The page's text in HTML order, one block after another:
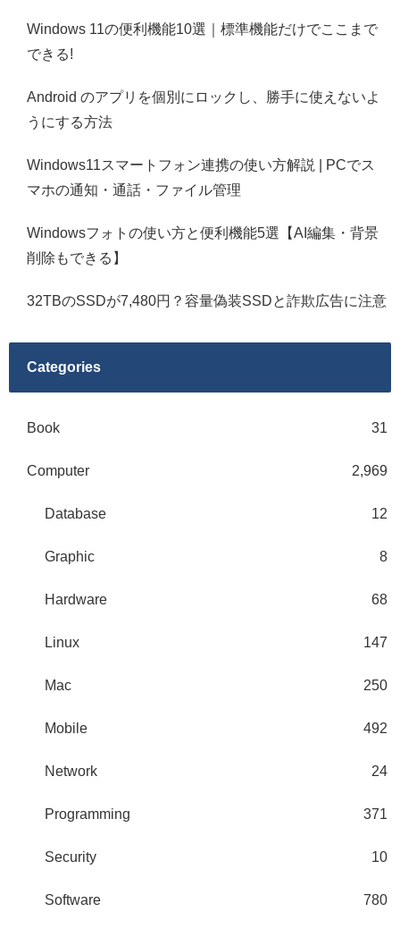
Windows 11の便利機能10選｜標準機能だけでここまで
できる!
Android のアプリを個別にロックし、勝手に使えないよ
うにする方法
Windows11スマートフォン連携の使い方解説 | PCでス
マホの通知・通話・ファイル管理
Windowsフォトの使い方と便利機能5選【AI編集・背景
削除もできる】
32TBのSSDが7,480円？容量偽装SSDと詐欺広告に注意
Categories
Book 31
Computer 2,969
Database 12
Graphic 8
Hardware 68
Linux 147
Mac 250
Mobile 492
Network 24
Programming 371
Security 10
Software 780